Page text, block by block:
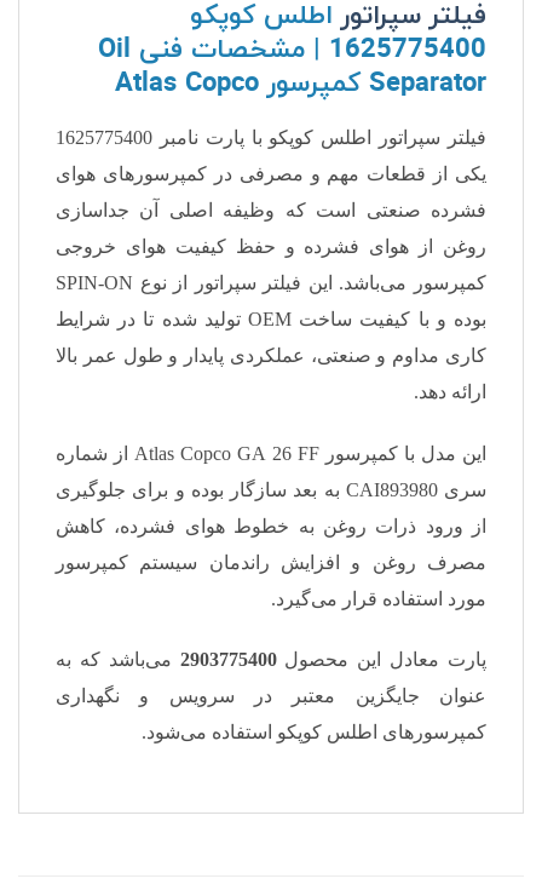
فیلتر سپراتور اطلس کوپکو
1625775400 | مشخصات فنی Oil
Separator کمپرسور Atlas Copco
فیلتر سپراتور اطلس کوپکو با پارت نامبر 1625775400
یکی از قطعات مهم و مصرفی در کمپرسورهای هوای
فشرده صنعتی است که وظیفه اصلی آن جداسازی
روغن از هوای فشرده و حفظ کیفیت هوای خروجی
کمپرسور می‌باشد. این فیلتر سپراتور از نوع SPIN-ON
بوده و با کیفیت ساخت OEM تولید شده تا در شرایط
کاری مداوم و صنعتی، عملکردی پایدار و طول عمر بالا
ارائه دهد.
این مدل با کمپرسور Atlas Copco GA 26 FF از شماره
سری CAI893980 به بعد سازگار بوده و برای جلوگیری
از ورود ذرات روغن به خطوط هوای فشرده، کاهش
مصرف روغن و افزایش راندمان سیستم کمپرسور
مورد استفاده قرار می‌گیرد.
پارت معادل این محصول2903775400 می‌باشد که به
عنوان جایگزین معتبر در سرویس و نگهداری
کمپرسورهای اطلس کوپکو استفاده می‌شود.